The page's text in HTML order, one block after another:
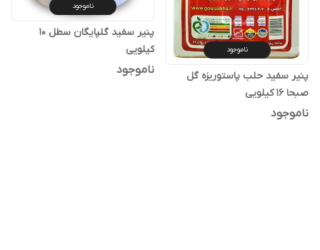
ناموجود
پنیر سفید حلب پاستوریزه گل
صبحا 16 کیلویی
ناموجود
ناموجود
پنیر سفید گلپایگان سطل 10
کیلویی
ناموجود